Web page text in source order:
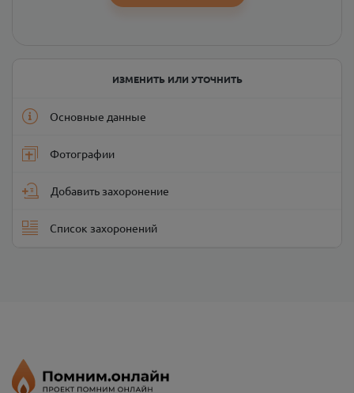
ИЗМЕНИТЬ ИЛИ УТОЧНИТЬ
Основные данные
Фотографии
Добавить захоронение
Список захоронений